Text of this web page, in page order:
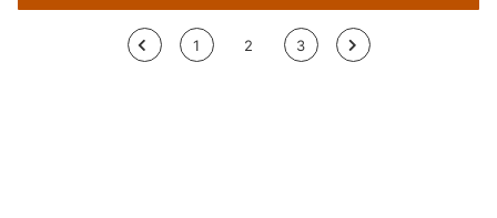
< 1 2 3 >